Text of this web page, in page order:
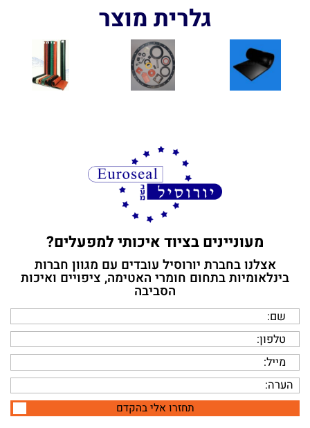
מעוניינים בציוד איכותי למפעלים?
אצלנו עם מגוון חברות בינלאומיות בתחום חומרי
האטימה, ציפויים ואיכות הסביבה
תחזרו אלי בהקדם
גלרית מוצר
מעוניינים בציוד איכותי למפעלים?
אצלנו בחברת יורוסיל עובדים עם מגוון חברות
בינלאומיות בתחום חומרי האטימה, ציפויים ואיכות
הסביבה
תחזרו אלי בהקדם